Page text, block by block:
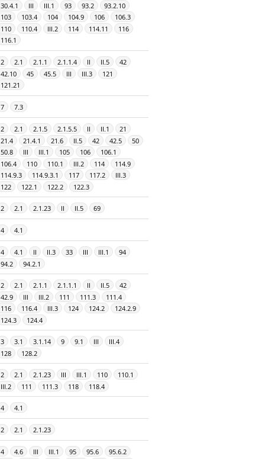
30.4.1
III III.1 93 93.2
93.2.10
103
103.4 104 104.9 106
106.3
110
110.4 III.2 114 114.11
116
116.1
2 2.1 2.1.1 2.1.1.4 II II.5
42
42.10
45 45.5 III III.3
121
121.21
7 7.3
2 2.1 2.1.5 2.1.5.5 II II.1
21
21.4
21.4.1 21.6 II.5 42 42.5
50
50.8
III III.1 105 106
106.1
106.4
110 110.1 III.2 114
114.9
114.9.3
114.9.3.1 117 117.2
III.3
122
122.1 122.2 122.3
2 2.1 2.1.23 II II.5 69
4 4.1
4 4.1 II II.3 33 III III.1
94
94.2
94.2.1
2 2.1 2.1.1 2.1.1.1 II II.5
42
42.9
III III.2 111 111.3
111.4
116
116.4 III.3 124 124.2
124.2.9
124.3
124.4
3 3.1 3.1.14 9 9.1 III
III.4
128
128.2
2 2.1 2.1.23 III III.1 110
110.1
III.2
111 111.3 118 118.4
4 4.1
2 2.1 2.1.23
4 4.6 III III.1 95 95.6
95.6.2